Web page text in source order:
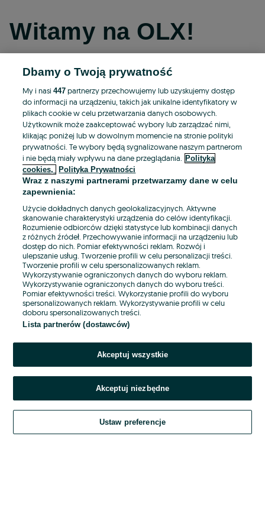
Witamy na OLX!
Kontynuuj przez Facebooka
Kontynuuj przez konto Apple
Kontynuuj przez konto Google
LUB
E-mail
Hasło
Nie pamiętasz hasła?
Zaloguj się
Kontynuując za pośrednictwem jednego z dostawców wskazanych powyżej,
Regulamin serwisu OLX.pl w jego aktualnym brzmieniu.
Dbamy o Twoją prywatność
My i nasi447 partnerzy przechowujemy lub uzyskujemy dostęp
do informacji na urządzeniu, takich jak unikalne identyfikatory w
plikach cookie w celu przetwarzania danych osobowych.
Użytkownik może zaakceptować wybory lub zarządzać nimi,
klikając poniżej lub w dowolnym momencie na stronie polityki
prywatności. Te wybory będą sygnalizowane naszym partnerom
i nie będą miały wpływu na dane przeglądania.
Polityka
cookies,
Polityka Prywatności
Wraz z naszymi partnerami przetwarzamy dane w celu
zapewnienia:
Użycie dokładnych danych geolokalizacyjnych. Aktywne
skanowanie charakterystyki urządzenia do celów identyfikacji.
Rozumienie odbiorców dzięki statystyce lub kombinacji danych
z różnych źródeł. Przechowywanie informacji na urządzeniu lub
dostęp do nich. Pomiar efektywności reklam. Rozwój i
ulepszanie usług. Tworzenie profili w celu personalizacji treści.
Tworzenie profili w celu spersonalizowanych reklam.
Wykorzystywanie ograniczonych danych do wyboru reklam.
Wykorzystywanie ograniczonych danych do wyboru treści.
Pomiar efektywności treści. Wykorzystanie profili do wyboru
spersonalizowanych reklam. Wykorzystywanie profili w celu
doboru spersonalizowanych treści.
Lista partnerów (dostawców)
Akceptuj wszystkie
Akceptuj niezbędne
Ustaw preferencje